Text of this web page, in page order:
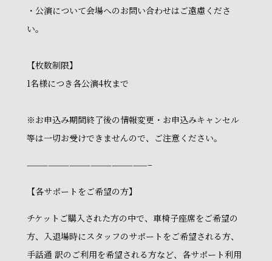
・公演について会場へのお問い合わせはご遠慮くださ
い。
【枚数制限】
1名様につき各公演4枚まで
※お申込み期間終了後の情報変更・お申込みキャンセル
等は一切お受けできませんので、ご注意ください。
—————————————————–
【各サポートをご希望の方】
チケットご購入された方の中で、車椅子座席をご希望の
方、入退場時にスタッフのサポートをご希望される方、
手話通 訳のご利用を希望される方など、各サポート利用